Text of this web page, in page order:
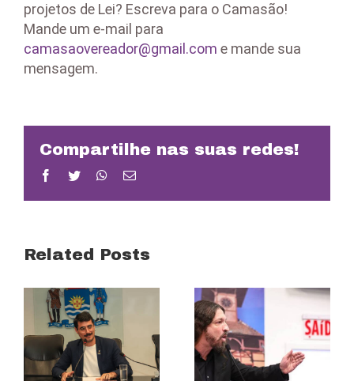
projetos de Lei? Escreva para o Camasão!
Mande um e-mail para
camasaovereador@gmail.com e mande sua
mensagem.
Compartilhe nas suas redes!
Facebook
Twitter WhatsApp
Email
Related Posts